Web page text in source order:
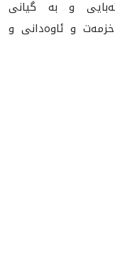
و بە گیانی
و ئاوەدانی و